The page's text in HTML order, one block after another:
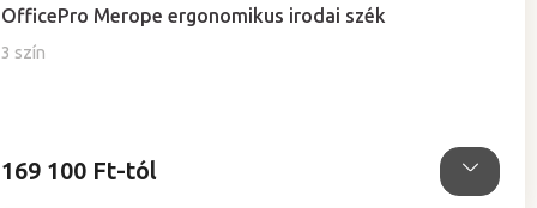
OfficePro Merope ergonomikus irodai szék
3 szín
169 100 Ft-tól